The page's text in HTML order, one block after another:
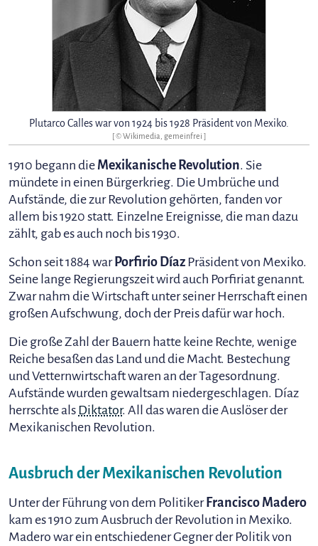
Plutarco Calles war von 1924 bis 1928 Präsident von Mexiko.
[ © Wikimedia, gemeinfrei ]
1910 begann die Mexikanische Revolution. Sie
mündete in einen Bürgerkrieg. Die Umbrüche und
Aufstände, die zur Revolution gehörten, fanden vor
allem bis 1920 statt. Einzelne Ereignisse, die man dazu
zählt, gab es auch noch bis 1930.
Schon seit 1884 warPorfirio Díaz Präsident von Mexiko.
Seine lange Regierungszeit wird auch Porfiriat genannt.
Zwar nahm die Wirtschaft unter seiner Herrschaft einen
großen Aufschwung, doch der Preis dafür war hoch.
Die große Zahl der Bauern hatte keine Rechte, wenige
Reiche besaßen das Land und die Macht. Bestechung
und Vetternwirtschaft waren an der Tagesordnung.
Aufstände wurden gewaltsam niedergeschlagen. Díaz
herrschte als Diktator. All das waren die Auslöser der
Mexikanischen Revolution.
Ausbruch der Mexikanischen Revolution
Unter der Führung von dem PolitikerFrancisco Madero
kam es 1910 zum Ausbruch der Revolution in Mexiko.
Madero war ein entschiedener Gegner der Politik von